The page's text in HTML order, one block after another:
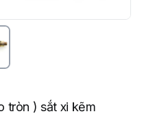
tròn ) sắt xi kẽm